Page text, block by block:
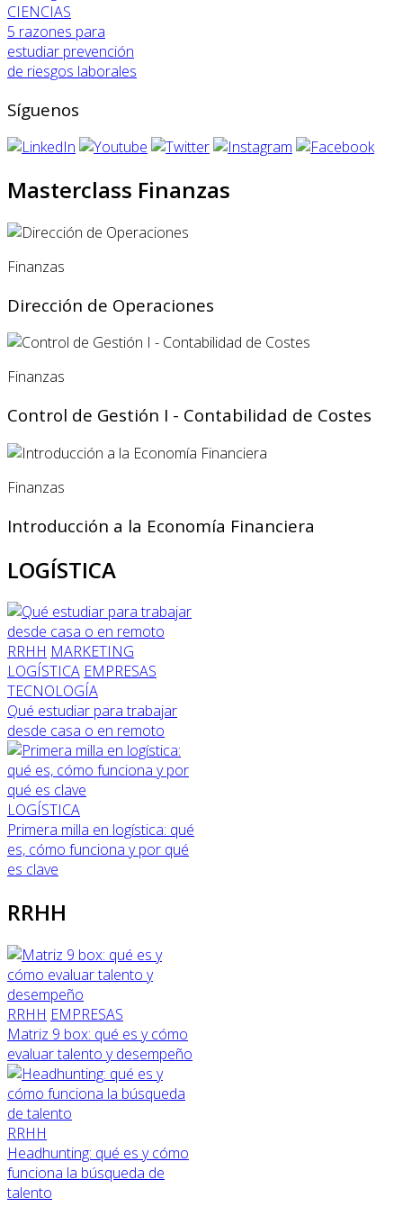
CIENCIAS
5 razones para
estudiar prevención
de riesgos laborales
Síguenos
Masterclass Finanzas
Finanzas
Dirección de Operaciones
Finanzas
Control de Gestión I - Contabilidad de Costes
Finanzas
Introducción a la Economía Financiera
LOGÍSTICA
RRHH MARKETING
LOGÍSTICA EMPRESAS
TECNOLOGÍA
Qué estudiar para trabajar
desde casa o en remoto
LOGÍSTICA
Primera milla en logística: qué
es, cómo funciona y por qué
es clave
RRHH
RRHH EMPRESAS
Matriz 9 box: qué es y cómo
evaluar talento y desempeño
RRHH
Headhunting: qué es y cómo
funciona la búsqueda de
talento